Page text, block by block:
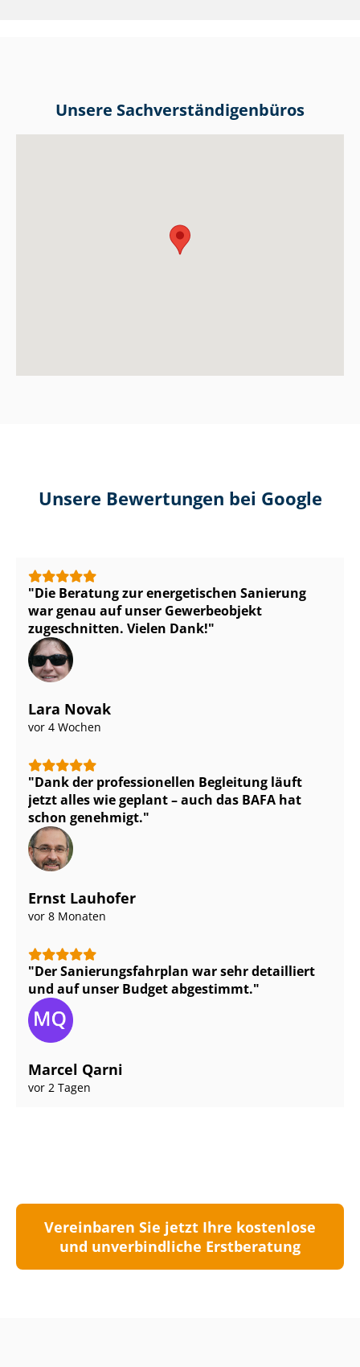
Unsere Sach­ver­stän­di­gen­bü­ros
Unsere Bewertungen bei Google
Die Beratung zur energetischen Sanierung
war genau auf unser Gewerbeobjekt
zugeschnitten. Vielen Dank!
Lara Novak
vor 4 Wochen
Dank der professionellen Begleitung läuft
jetzt alles wie geplant – auch das BAFA hat
schon genehmigt.
Ernst Lauhofer
vor 8 Monaten
Der Sa­nie­rungs­fahr­plan war sehr detailliert
und auf unser Budget abgestimmt.
Marcel Qarni
vor 2 Tagen
Vereinbaren Sie jetzt Ihre kostenlose
und unverbindliche Erstberatung